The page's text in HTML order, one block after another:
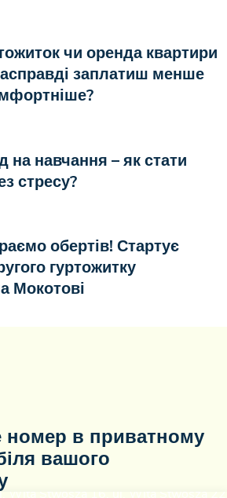
чи оренда квартири
заплатиш менше
на навчання – як стати
стресу?
обертів! Стартує
гуртожитку
Мокотові
в приватному
вашого